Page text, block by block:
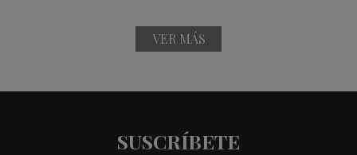
VER MÁS
SUSCRÍBETE